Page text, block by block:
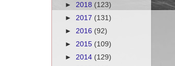
► 2018 (123)
► 2017 (131)
► 2016 (92)
► 2015 (109)
► 2014 (129)